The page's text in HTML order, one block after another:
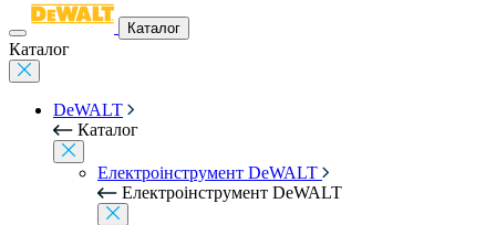
Каталог
Каталог
DeWALT
Каталог
Електроінструмент DeWALT
Електроінструмент DeWALT